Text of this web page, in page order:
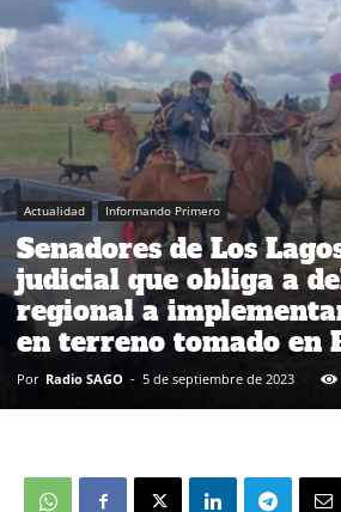
Actualidad Informando Primero
Senadores de Los
judicial que obliga a
regional a
en terreno tomado en
Por Radio SAGO - 5 de septiembre de 2023